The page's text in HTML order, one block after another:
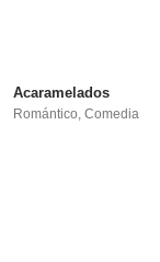
Acaramelados
Romántico,Comedia